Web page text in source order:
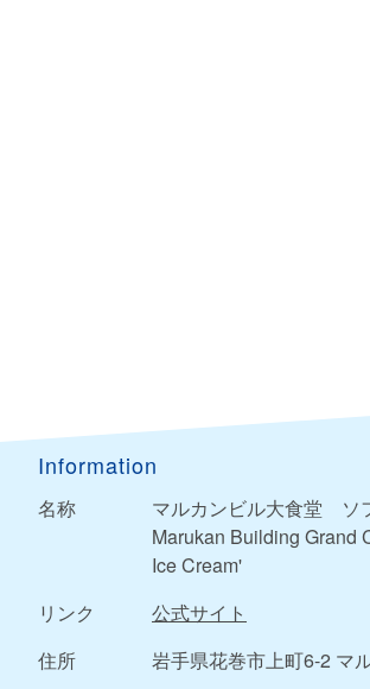
Information
名称
マルカンビル大食堂 ソ
Marukan Building Grand
Ice Cream'
リンク
公式サイト
住所
岩手県花巻市上町6-2 マ